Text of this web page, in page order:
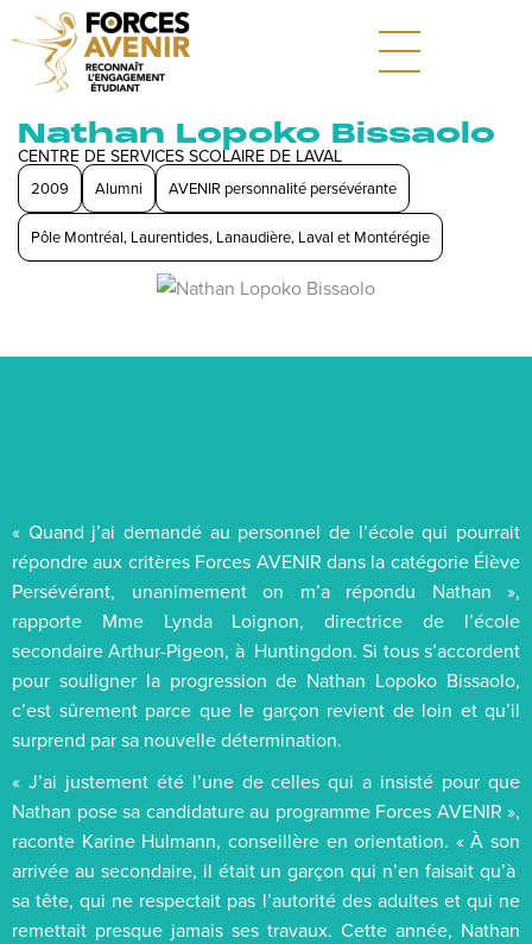
Nathan Lopoko Bissaolo
CENTRE DE SERVICES SCOLAIRE DE LAVAL
2009 Alumni AVENIR personnalité persévérante
Pôle Montréal, Laurentides, Lanaudière, Laval et Montérégie
« Quand j’ai demandé au personnel de l’école qui pourrait
répondre aux critères Forces AVENIR dans la catégorie Élève
Persévérant, unanimement on m’a répondu Nathan »,
rapporte Mme Lynda Loignon, directrice de l’école
secondaire Arthur-Pigeon, à Huntingdon. Si tous s’accordent
pour souligner la progression de Nathan Lopoko Bissaolo,
c’est sûrement parce que le garçon revient de loin et qu’il
surprend par sa nouvelle détermination.
« J’ai justement été l’une de celles qui a insisté pour que
Nathan pose sa candidature au programme Forces AVENIR »,
raconte Karine Hulmann, conseillère en orientation. « À son
arrivée au secondaire, il était un garçon qui n’en faisait qu’à
sa tête, qui ne respectait pas l’autorité des adultes et qui ne
remettait presque jamais ses travaux. Cette année, Nathan